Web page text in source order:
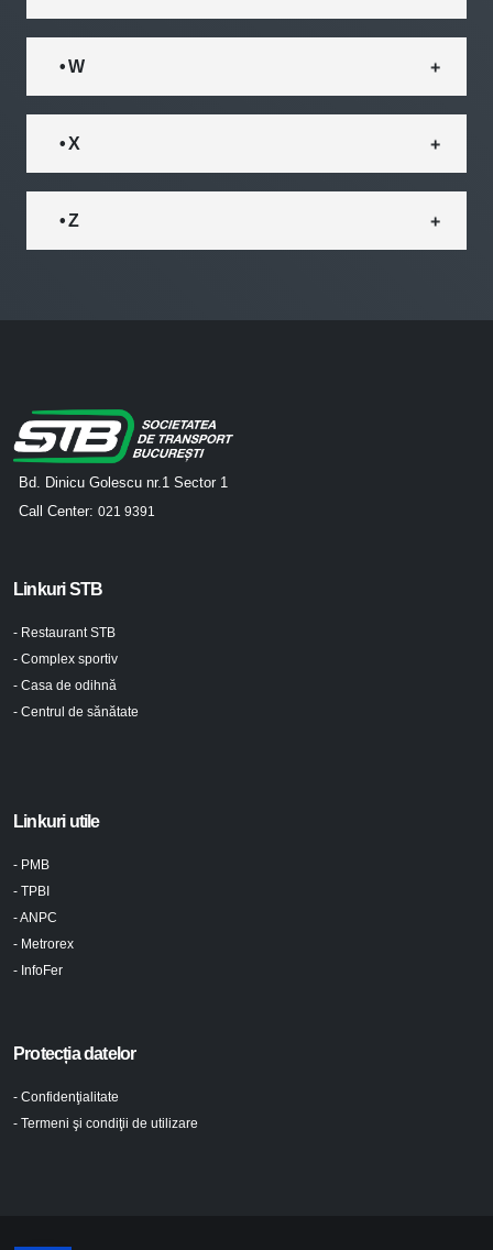
• W
• X
• Z
Bd. Dinicu Golescu nr.1 Sector 1
Call Center: 021 9391
Linkuri STB
- Restaurant STB
- Complex sportiv
- Casa de odihnă
- Centrul de sănătate
Linkuri utile
- PMB
- TPBI
- ANPC
- Metrorex
- InfoFer
Protecția datelor
- Confidenţialitate
- Termeni şi condiţii de utilizare